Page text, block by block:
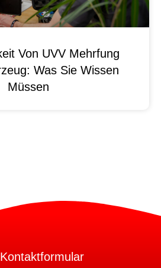
Von UVV Mehrfung
Was Sie Wissen
Müssen